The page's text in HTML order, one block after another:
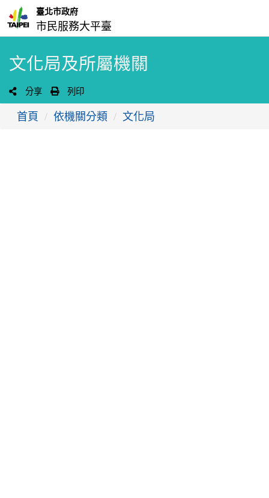
臺北市政府
市民服務大平臺
文化局及所屬機關
分享 列印
首頁 依機關分類 文化局